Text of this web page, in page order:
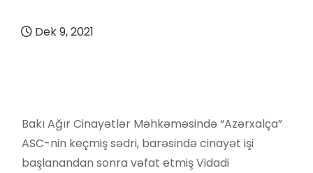
Dek 9, 2021
Bakı Ağır Cinayətlər Məhkəməsində “Azərxalça”
ASC-nin keçmiş sədri, barəsində cinayət işi
başlanandan sonra vəfat etmiş Vidadi